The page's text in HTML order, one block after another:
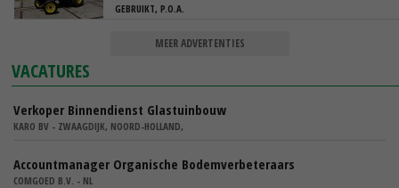
GEBRUIKT, P.O.A.
MEER ADVERTENTIES
VACATURES
Verkoper Binnendienst Glastuinbouw
KARO BV - ZWAAGDIJK, NOORD-HOLLAND,
Accountmanager Organische Bodemverbeteraars
COMGOED B.V. - NL